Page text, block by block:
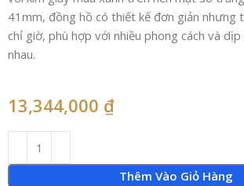
41mm, đồng hồ có thiết kế đơn giản nhưng
chỉ giờ, phù hợp với nhiều phong cách và
nhau.
13,344,000 ₫
Thêm Vào Giỏ Hàng